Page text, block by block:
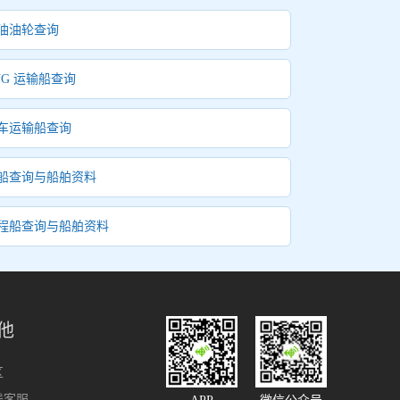
油轮查询
运输船查询
运输船查询
查询与船舶资料
船查询与船舶资料